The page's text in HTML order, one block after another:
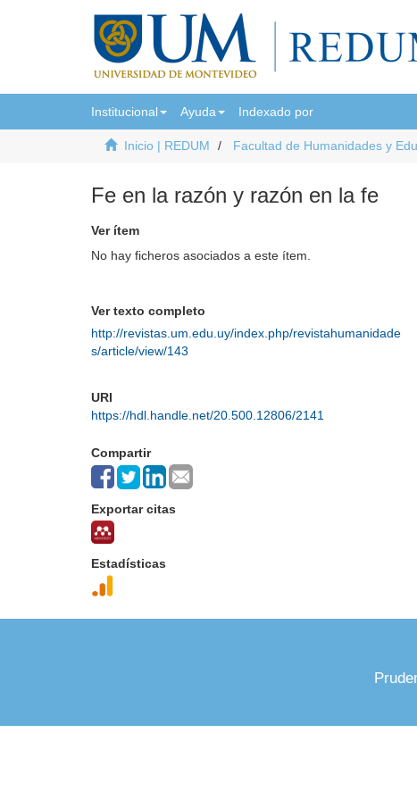
Institucional Ayuda Indexado por
Inicio | REDUM Facultad de Humanidades y
Fe en la razón y razón en la fe
Ver ítem
No hay ficheros asociados a este ítem.
Ver texto completo
http://revistas.um.edu.uy/index.php/revistahumanidade
s/article/view/143
URI
https://hdl.handle.net/20.500.12806/2141
Compartir
Exportar citas
Estadísticas